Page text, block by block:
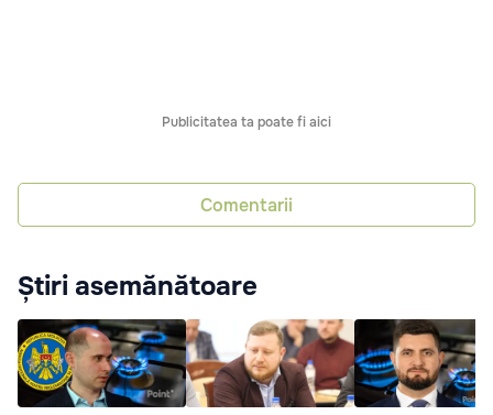
Publicitatea ta poate fi aici
Comentarii
Știri asemănătoare